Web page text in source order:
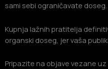
sami sebi ograničavate doseg.
Kupnja lažnih pratitelja
organski doseg, jer vaša
Pripazite na objave vezane